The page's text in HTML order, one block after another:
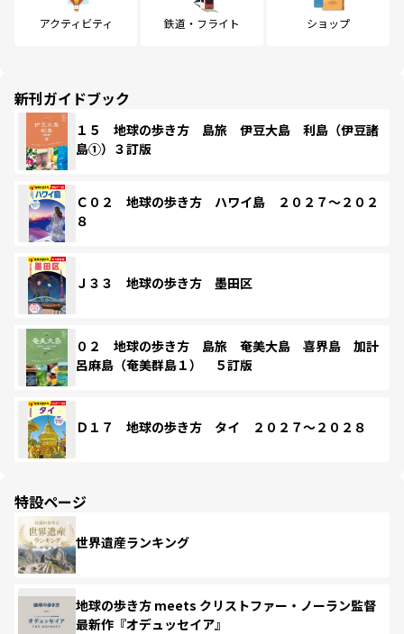
アクティビティ 鉄道・フライト ショップ
新刊ガイドブック
１５ 地球の歩き方 島旅 伊豆大島 利島（伊豆諸
島①）３訂版
Ｃ０２ 地球の歩き方 ハワイ島 ２０２７～２０２
８
Ｊ３３ 地球の歩き方 墨田区
０２ 地球の歩き方 島旅 奄美大島 喜界島 加計
呂麻島（奄美群島１） ５訂版
Ｄ１７ 地球の歩き方 タイ ２０２７～２０２８
特設ページ
世界遺産ランキング
地球の歩き方 meets クリストファー・ノーラン監督
最新作『オデュッセイア』